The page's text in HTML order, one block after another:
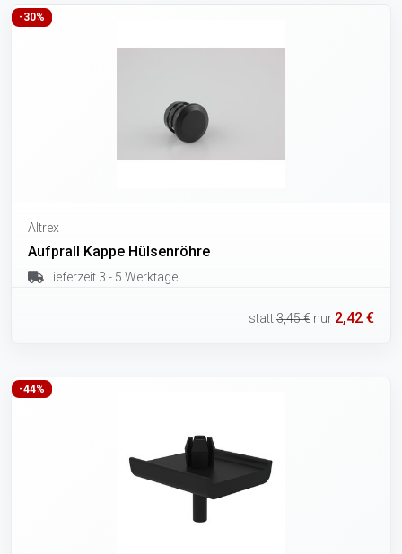
-30%
Altrex
Aufprall Kappe Hülsenröhre
Lieferzeit 3 - 5 Werktage
statt3,45 € nur 2,42 €
-44%